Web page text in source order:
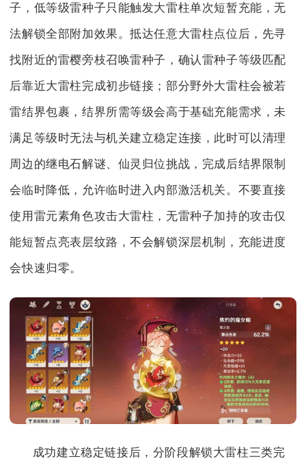
子，低等级雷种子只能触发大雷柱单次短暂充能，无
法解锁全部附加效果。抵达任意大雷柱点位后，先寻
找附近的雷樱旁枝召唤雷种子，确认雷种子等级匹配
后靠近大雷柱完成初步链接；部分野外大雷柱会被若
雷结界包裹，结界所需等级会高于基础充能需求，未
满足等级时无法与机关建立稳定连接，此时可以清理
周边的继电石解谜、仙灵归位挑战，完成后结界限制
会临时降低，允许临时进入内部激活机关。不要直接
使用雷元素角色攻击大雷柱，无雷种子加持的攻击仅
能短暂点亮表层纹路，不会解锁深层机制，充能进度
会快速归零。
成功建立稳定链接后，分阶段解锁大雷柱三类完